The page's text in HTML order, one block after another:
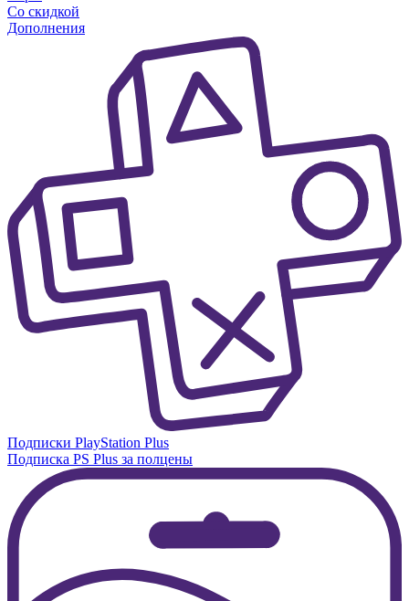
Со скидкой
Дополнения
Подписки PlayStation Plus
Подписка PS Plus за полцены